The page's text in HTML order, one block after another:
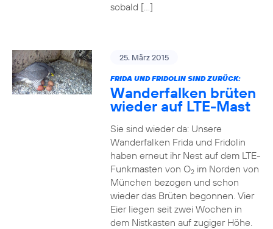
sobald […]
25. März 2015
FRIDA UND FRIDOLIN SIND ZURÜCK:
Wanderfalken brüten
wieder auf LTE-Mast
Sie sind wieder da: Unsere
Wanderfalken Frida und Fridolin
haben erneut ihr Nest auf dem LTE-
Funkmasten von O2im Norden von
München bezogen und schon
wieder das Brüten begonnen. Vier
Eier liegen seit zwei Wochen in
dem Nistkasten auf zugiger Höhe.